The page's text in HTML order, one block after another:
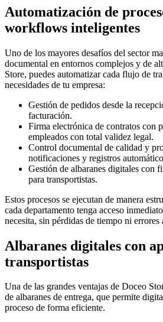
Automatización de
workflows inteligentes
Uno de los mayores desafíos del sector
documental en entornos complejos y de
Store, puedes automatizar cada flujo de
necesidades de tu empresa:
Gestión de pedidos desde la
facturación.
Firma electrónica de contratos con
empleados con total validez legal.
Control documental de calidad y
notificaciones y registros
Gestión de albaranes digitales con
para transportistas.
Estos procesos se ejecutan de manera
cada departamento tenga acceso
necesita, sin pérdidas de tiempo ni
Albaranes digitales con
transportistas
Una de las grandes ventajas de Doceo
de albaranes de entrega, que permite
proceso de forma eficiente.